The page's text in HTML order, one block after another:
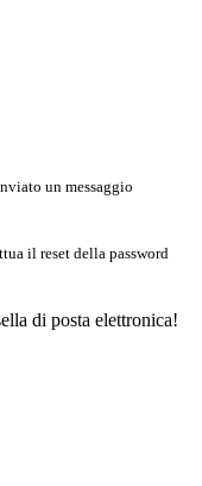
un messaggio
il reset della password
di posta elettronica!